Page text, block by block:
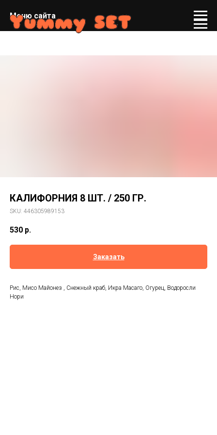
Меню сайта
КАЛИФОРНИЯ 8 ШТ. / 250 ГР.
SKU: 446305989153
530 р.
Заказать
Рис, Мисо Майонез , Снежный краб, Икра Масаго, Огурец, Водоросли
Нори